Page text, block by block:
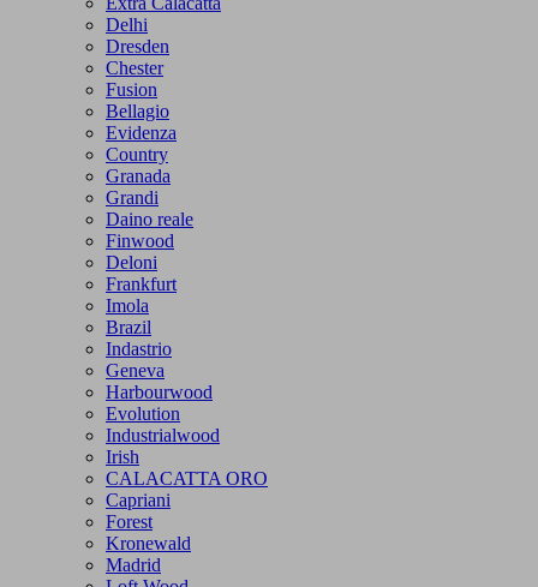
Delhi
Dresden
Chester
Fusion
Bellagio
Evidenza
Country
Granada
Grandi
Daino reale
Finwood
Deloni
Frankfurt
Imola
Brazil
Indastrio
Geneva
Harbourwood
Evolution
Industrialwood
Irish
CALACATTA ORO
Capriani
Forest
Kronewald
Madrid